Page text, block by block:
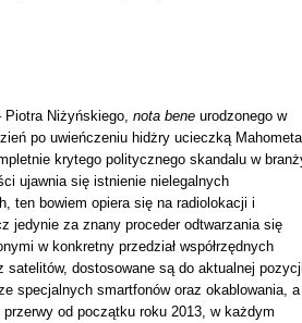
Piotra Niżyńskiego, nota bene urodzonego w
po uwieńczeniu hidżry ucieczką Mahometa
krytego politycznego skandalu w
ujawnia się istnienie nielegalnych
ten bowiem opiera się na radiolokacji i
jedynie za znany proceder odtwarzania się
w konkretny przedział współrzędnych
satelitów, dostosowane są do aktualnej pozycji
specjalnych smartfonów oraz okablowania, a
od początku roku 2013, w każdym